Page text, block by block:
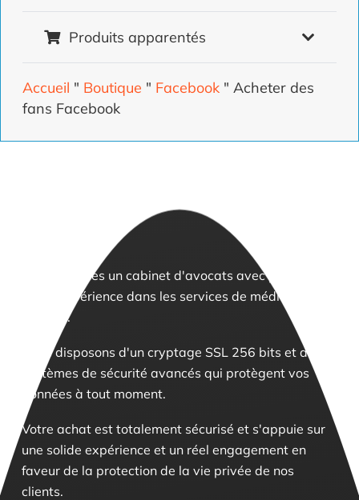
Produits apparentés
Accueil " Boutique " Facebook " Acheter des
fans Facebook
Nous sommes un cabinet d'avocats avec plus de 10
ans d'expérience dans les services de médias
sociaux.
Nous disposons d'un cryptage SSL 256 bits et de
systèmes de sécurité avancés qui protègent vos
données à tout moment.
Votre achat est totalement sécurisé et s'appuie sur
une solide expérience et un réel engagement en
faveur de la protection de la vie privée de nos
clients.